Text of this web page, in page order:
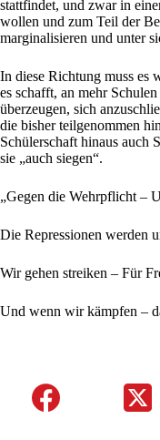
stattfindet, und zwar in
wollen und zum Teil der
marginalisieren und unter
In diese Richtung muss es
es schafft, an mehr
überzeugen, sich
die bisher teilgenommen
Schülerschaft hinaus auch
sie „auch siegen“.
„Gegen die Wehrpflicht –
Die Repressionen werden
Wir gehen streiken – Für
Und wenn wir kämpfen –